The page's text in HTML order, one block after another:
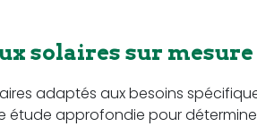
solaires sur mesure
adaptés aux besoins
étude approfondie pour